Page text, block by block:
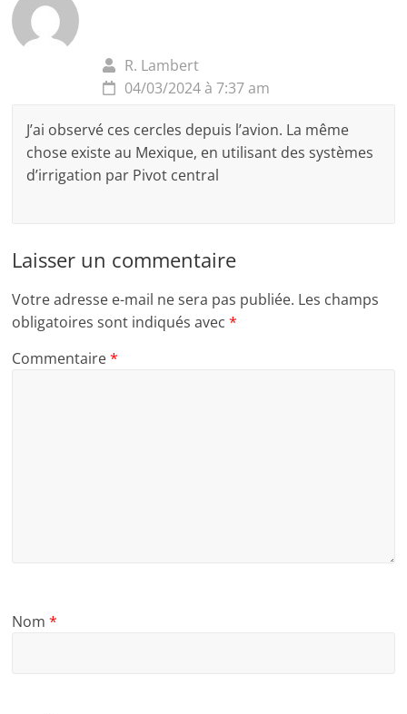
R. Lambert
04/03/2024 à 7:37 am
J’ai observé ces cercles depuis l’avion. La même
chose existe au Mexique, en utilisant des systèmes
d’irrigation par Pivot central
Laisser un commentaire
Votre adresse e-mail ne sera pas publiée. Les champs
obligatoires sont indiqués avec*
Commentaire*
Nom*